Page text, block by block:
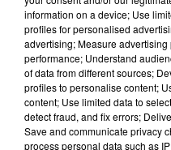
information on a device; Use
profiles for personalised
advertising; Measure
performance; Understand
of data from different sources;
profiles to personalise content;
content; Use limited data to
detect fraud, and fix errors;
Save and communicate privacy
process personal data such as